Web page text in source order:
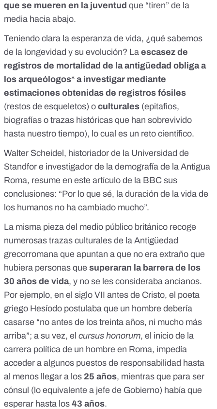
que se mueren en la juventud que “tiren” de la
media hacia abajo.
Teniendo clara la esperanza de vida, ¿qué sabemos
de la longevidad y su evolución? La escasez de
registros de mortalidad de la antigüedad obliga a
los arqueólogos* a investigar mediante
estimaciones obtenidas de registros fósiles
(restos de esqueletos) o culturales (epitafios,
biografías o trazas históricas que han sobrevivido
hasta nuestro tiempo), lo cual es un reto científico.
Walter Scheidel, historiador de la Universidad de
Standfor e investigador de la demografía de la Antigua
Roma, resume en este artículo de la BBC sus
conclusiones: “Por lo que sé, la duración de la vida de
los humanos no ha cambiado mucho”.
La misma pieza del medio público británico recoge
numerosas trazas culturales de la Antigüedad
grecorromana que apuntan a que no era extraño que
hubiera personas que superaran la barrera de los
30 años de vida, y no se les consideraba ancianos.
Por ejemplo, en el siglo VII antes de Cristo, el poeta
griego Hesíodo postulaba que un hombre debería
casarse “no antes de los treinta años, ni mucho más
arriba”; a su vez, el cursus honorum, el inicio de la
carrera política de un hombre en Roma, impedía
acceder a algunos puestos de responsabilidad hasta
al menos llegar a los 25 años, mientras que para ser
cónsul (lo equivalente a jefe de Gobierno) había que
esperar hasta los 43 años.